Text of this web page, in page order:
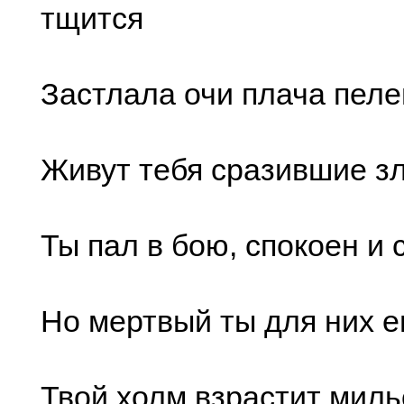
тщится
Застлала очи плача
Живут тебя сразившие
Ты пал в бою, спокоен и
Но мертвый ты для них
Твой холм взрастит